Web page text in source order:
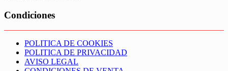
Condiciones
POLITICA DE COOKIES
POLITICA DE PRIVACIDAD
AVISO LEGAL